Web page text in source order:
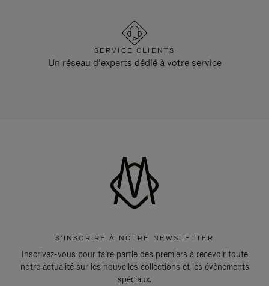
SERVICE CLIENTS
Un réseau d’experts dédié à votre service
S'INSCRIRE À NOTRE NEWSLETTER
Inscrivez-vous pour faire partie des premiers à recevoir toute
notre actualité sur les nouvelles collections et les évènements
spéciaux.